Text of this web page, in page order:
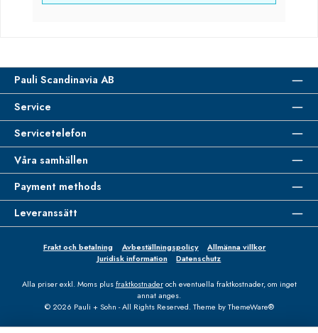
Pauli Scandinavia AB
Service
Servicetelefon
Våra samhällen
Payment methods
Leveranssätt
Frakt och betalning Avbeställningspolicy
Allmänna villkor
Juridisk information
Datenschutz
Alla priser exkl. Moms plusfraktkostnaderoch eventuella fraktkostnader, om inget
annat anges.
© 2026 Pauli + Sohn - All Rights Reserved. Theme byThemeWare®